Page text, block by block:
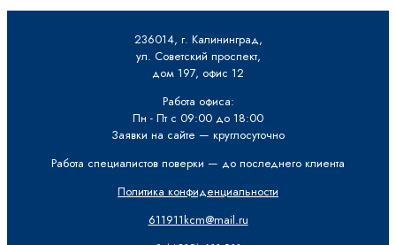
236014, г. Калининград,
ул. Советский проспект,
дом 197, офис 12
Работа офиса:
Пн - Пт с 09:00 до 18:00
Заявки на сайте — круглосуточно
Работа специалистов поверки — до последнего клиента
Политика конфиденциальности
611911kcm@mail.ru